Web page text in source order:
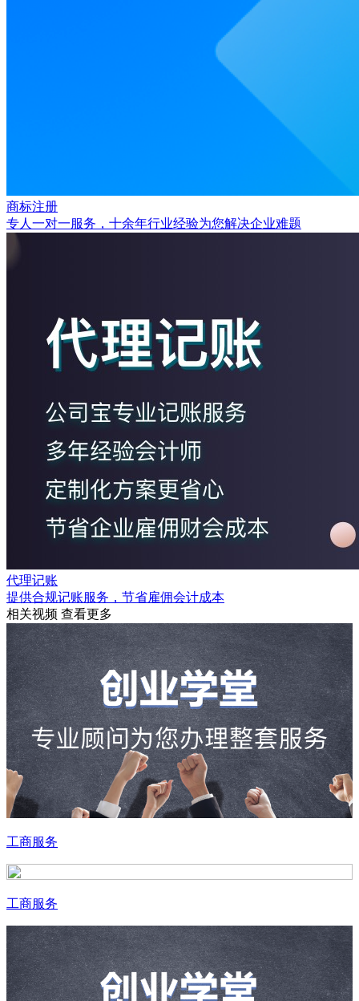
商标注册
专人一对一服务，十余年行业经验为您解决企业难题
代理记账
提供合规记账服务，节省雇佣会计成本
相关视频 查看更多
工商服务
工商服务